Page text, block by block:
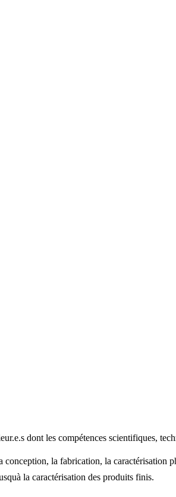
dont les compétences scientifiques,
la fabrication, la
la caractérisation des produits finis.